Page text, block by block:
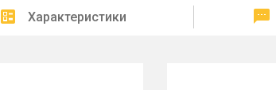
Характеристики